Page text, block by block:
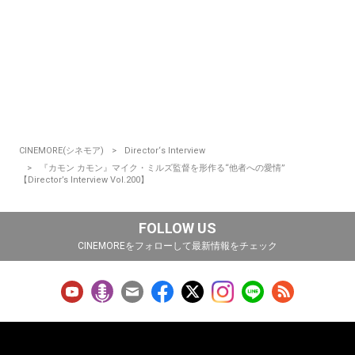
CINEMORE(シネモア)
Director‘s Interview
『カモン カモン』マイク・ミルズ監督を形作る“他者への愛情”
【Director’s Interview Vol.200】
FOLLOW US
CINEMOREをフォローして最新情報をチェック